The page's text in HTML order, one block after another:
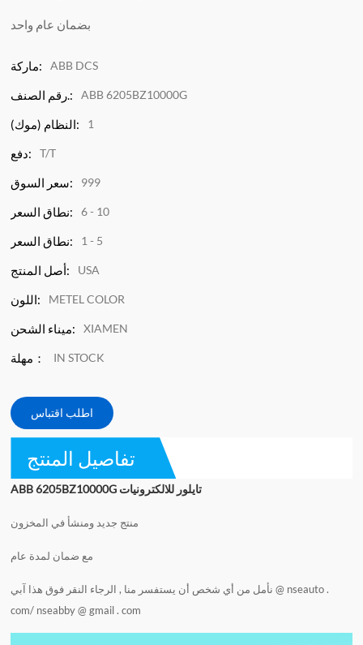
بضمان عام واحد
ماركة: ABB DCS
رقم الصنف.: ABB 6205BZ10000G
النظام (موك): 1
دفع: T/T
سعر السوق: 999
نطاق السعر: 6 - 10
نطاق السعر: 1 - 5
أصل المنتج: USA
اللون: METEL COLOR
ميناء الشحن: XIAMEN
مهلة： IN STOCK
اطلب اقتباس
تفاصيل المنتج
ABB 6205BZ10000G تايلور للالكترونيات
منتج جديد ومنشأ في المخزون
مع ضمان لمدة عام
نأمل من أي شخص أن يستفسر منا , الرجاء النقر فوق هذا آبي @ nseauto .
com/ nseabby @ gmail . com